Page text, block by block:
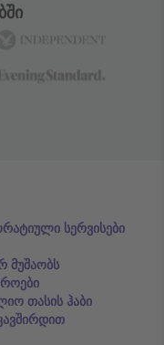
სერვისები
მუშაობს
თასის ჰაბი